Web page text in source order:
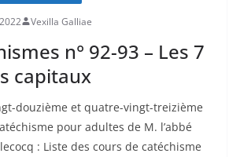
Vexilla Galliae
n° 92-93 – Les 7
capitaux
douzième et quatre-vingt-treizième
pour adultes de M. l’abbé
: Liste des cours de catéchisme